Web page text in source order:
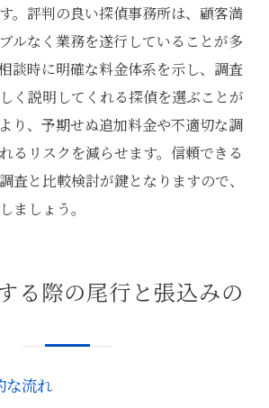
。評判の良い探偵事務所は、顧客満
ルなく業務を遂行していることが多
談時に明確な料金体系を示し、調査
く説明してくれる探偵を選ぶことが
り、予期せぬ追加料金や不適切な調
るリスクを減らせます。信頼できる
査と比較検討が鍵となりますので、
ましょう。
る際の尾行と張込みの
な流れ